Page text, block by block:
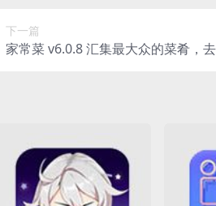
下一篇
家常菜 v6.0.8 汇集最大众的菜肴，